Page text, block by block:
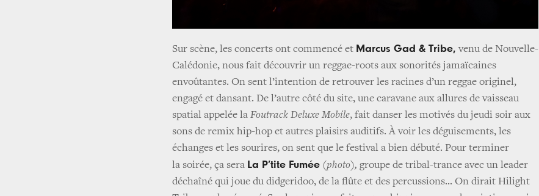
Sur scène, les concerts ont commencé et Marcus Gad & Tribe, venu de Nouvelle-
Calédonie, nous fait découvrir un reggae-roots aux sonorités jamaïcaines
envoûtantes. On sent l’intention de retrouver les racines d’un reggae originel,
engagé et dansant. De l’autre côté du site, une caravane aux allures de vaisseau
spatial appelée la Foutrack Deluxe Mobile, fait danser les motivés du jeudi soir aux
sons de remix hip-hop et autres plaisirs auditifs. À voir les déguisements, les
échanges et les sourires, on sent que le festival a bien débuté. Pour terminer
la soirée, ça sera La P’tite Fumée (photo), groupe de tribal-trance avec un leader
déchaîné qui joue du didgeridoo, de la flûte et des percussions... On dirait Hilight